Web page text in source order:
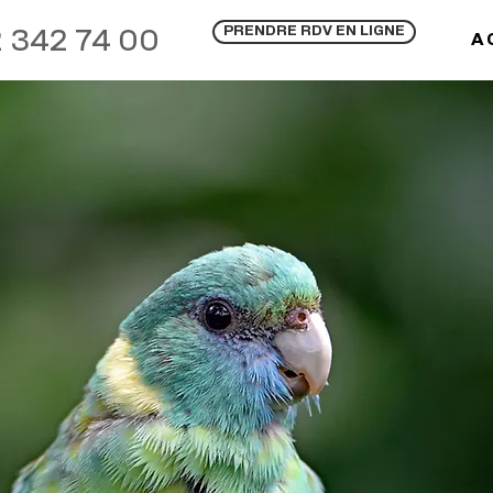
342 74 00 PRENDRE RDV EN LIGNE